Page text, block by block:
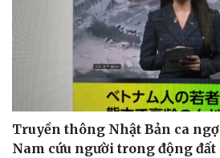
Truyền thông Nhật Bản ca
Nam cứu người trong động đất